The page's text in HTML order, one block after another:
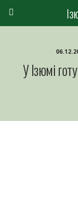
У Ізюмі